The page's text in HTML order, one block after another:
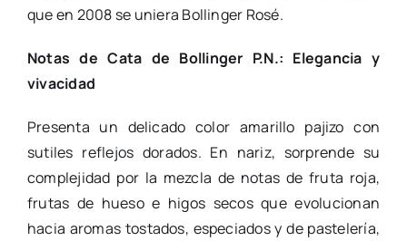
que en 2008 se uniera Bollinger Rosé.
Notas de Cata de Bollinger P.N.: Elegancia y
vivacidad
Presenta un delicado color amarillo pajizo con
sutiles reflejos dorados. En nariz, sorprende su
complejidad por la mezcla de notas de fruta roja,
frutas de hueso e higos secos que evolucionan
hacia aromas tostados, especiados y de pastelería,